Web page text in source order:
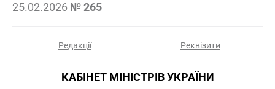
25.02.2026 № 265
Редакції Реквізити
КАБІНЕТ МІНІСТРІВ УКРАЇНИ